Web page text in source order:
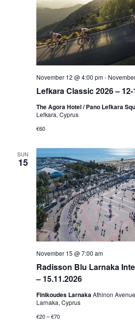
Lefkara Classic 2026 – 12-
November 12 @ 4:00 pm-
The Agora Hotel / Pano Lefkara
Lefkara, Cyprus
€60
SUN
15
Radisson Blu Larnaka
– 15.11.2026
November 15 @ 7:00 am
Finikoudes LarnakaAthinon
Larnaka, Cyprus
€20 – €70